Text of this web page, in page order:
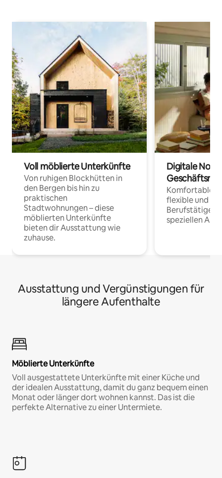
Voll möblierte Unterkünfte
Von ruhigen Blockhütten in
den Bergen bis hin zu
praktischen
Stadtwohnungen – diese
möblierten Unterkünfte
bieten dir Ausstattung wie
zuhause.
Digitale
Komfortable
flexible und
Berufstätige
speziellen
Ausstattung und Vergünstigungen für
längere Aufenthalte
Möblierte Unterkünfte
Voll ausgestattete Unterkünfte mit einer Küche und
der idealen Ausstattung, damit du ganz bequem einen
Monat oder länger dort wohnen kannst. Das ist die
perfekte Alternative zu einer Untermiete.